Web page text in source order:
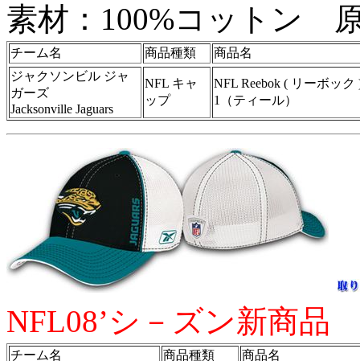
素材：100%コットン
チーム名 商品種類
商品名
ジャクソンビル ジャ
ガーズ
Jacksonville Jaguars
NFL キャ
ップ
NFL Reebok ( リーボッ
1（ティール）
NFL08’シ－ズン新商品
チーム名 商品種類
商品名